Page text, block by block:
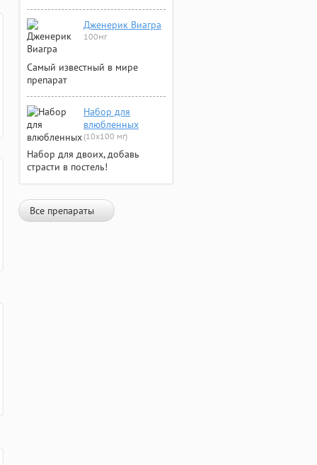
Дженерик Виагра
100мг
Самый известный в мире
препарат
Набор для
влюбленных
(10х100 мг)
Набор для двоих, добавь
страсти в постель!
Все препараты